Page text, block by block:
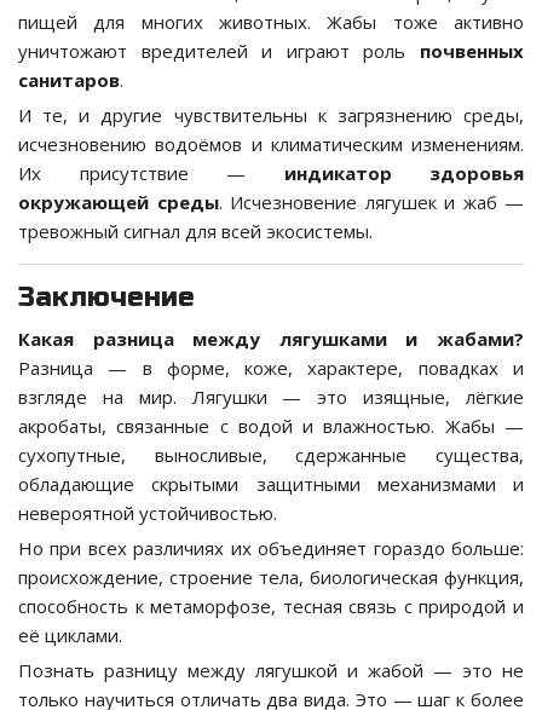
пищей для многих животных. Жабы тоже активно
уничтожают вредителей и играют роль почвенных
санитаров.
И те, и другие чувствительны к загрязнению среды,
исчезновению водоёмов и климатическим изменениям.
Их присутствие — индикатор здоровья
окружающей среды. Исчезновение лягушек и жаб —
тревожный сигнал для всей экосистемы.
Заключение
Какая разница между лягушками и жабами?
Разница — в форме, коже, характере, повадках и
взгляде на мир. Лягушки — это изящные, лёгкие
акробаты, связанные с водой и влажностью. Жабы —
сухопутные, выносливые, сдержанные существа,
обладающие скрытыми защитными механизмами и
невероятной устойчивостью.
Но при всех различиях их объединяет гораздо больше:
происхождение, строение тела, биологическая функция,
способность к метаморфозе, тесная связь с природой и
её циклами.
Познать разницу между лягушкой и жабой — это не
только научиться отличать два вида. Это — шаг к более